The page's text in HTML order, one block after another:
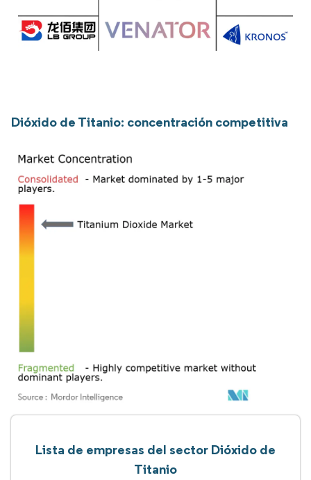
Dióxido de Titanio: concentración competitiva
Lista de empresas del sector Dióxido de
Titanio